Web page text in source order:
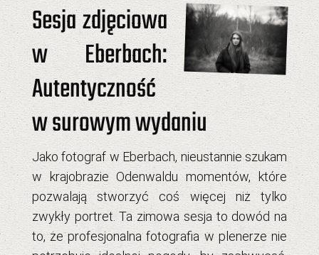
Sesja zdjęciowa
w Eberbach:
Autentyczność
w surowym wydaniu
Jakofotograf w Eberbach, nieustannie szukam
w krajobrazie Odenwaldu momentów, które
pozwalają stworzyć coś więcej niż tylko
zwykły portret. Ta zimowa sesja to dowód na
to, żeprofesjonalna fotografia w plenerze nie